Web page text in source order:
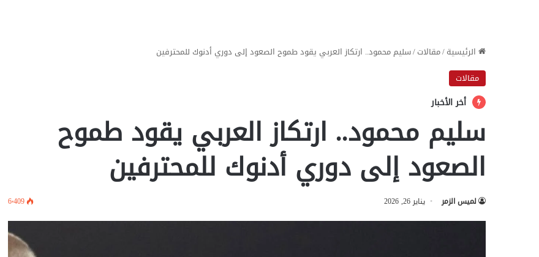
الرئيسية/مقالات/سليم محمود.. ارتكاز العربي يقود طموح الصعود إلى دوري أدنوك للمحترفين
مقالات
أخر الأخبار
سليم محمود.. ارتكاز العربي يقود طموح
الصعود إلى دوري أدنوك للمحترفين
لميس الزمر يناير 26, 2026 6٬409